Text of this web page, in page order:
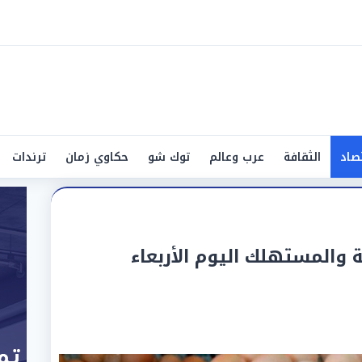
الثقافة عرب وعالم توك شو حكاوي زمان ترندات
والمستهلك اليوم الأربعاء